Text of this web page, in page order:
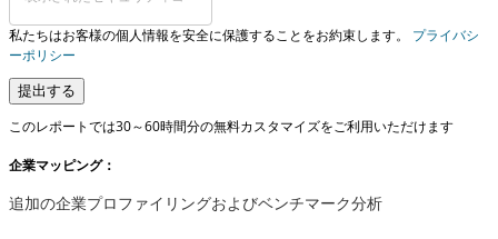
私たちはお客様の個人情報を安全に保護することをお約束します。 プライバシ
ーポリシー
提出する
このレポートでは30～60時間分の無料カスタマイズをご利用いただけます
企業マッピング：
追加の企業プロファイリングおよびベンチマーク分析